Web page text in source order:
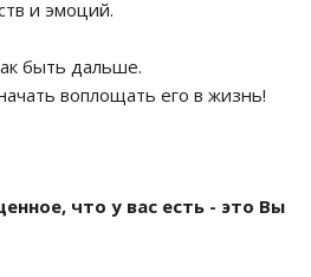
и эмоций.
быть дальше.
воплощать его в жизнь!
что у вас есть - это Вы